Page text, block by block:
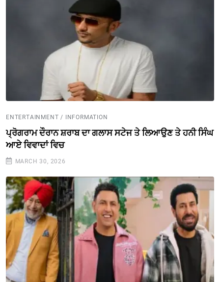
ENTERTAINMENT / INFORMATION
ਪ੍ਰੋਗਰਾਮ ਦੌਰਾਨ ਸ਼ਰਾਬ ਦਾ ਗਲਾਸ ਸਟੇਜ ਤੇ ਲਿਆਉਣ ਤੇ ਹਨੀ ਸਿੰਘ
ਆਏ ਵਿਵਾਦਾਂ ਵਿਚ
MARCH 30, 2026